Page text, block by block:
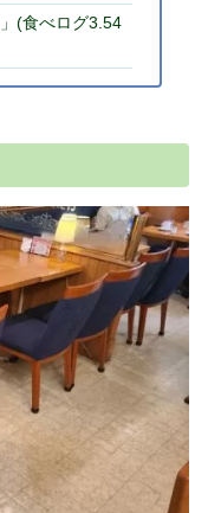
(食べログ3.54